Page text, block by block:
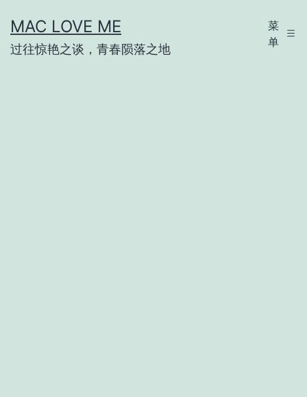
至
内
MAC LOVE ME
过往惊艳之谈，青春陨落之地
菜
单